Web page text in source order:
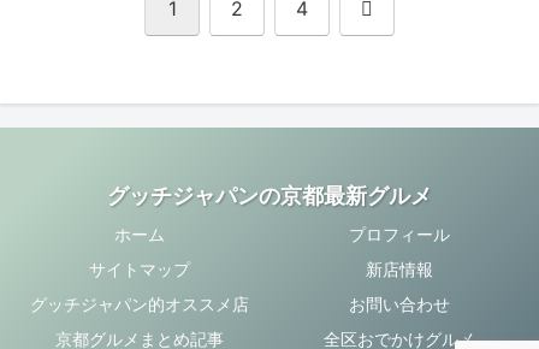
1 2 4 次
グッチジャパンの京都最新グルメ
ホーム
プロフィール
サイトマップ
新店情報
グッチジャパン的オススメ店
お問い合わせ
京都グルメまとめ記事
全区おでかけグルメ